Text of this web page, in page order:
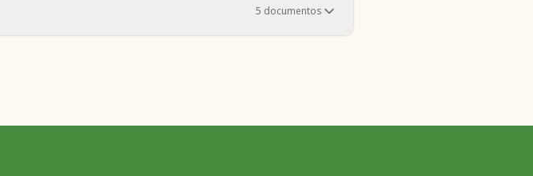
5 documentos